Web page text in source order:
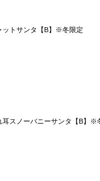
ットサンタ【B】※冬限定
耳スノーバニーサンタ【B】※